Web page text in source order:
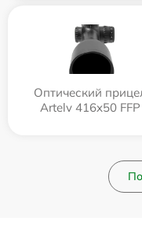
Оптический
Artelv 416x50 FFP